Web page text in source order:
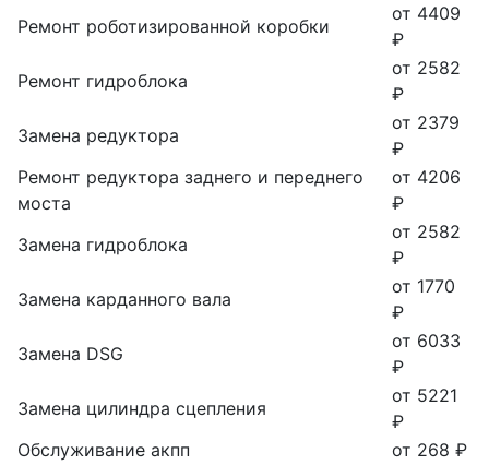
Ремонт роботизированной коробки
от 4409
₽
Ремонт гидроблока
от 2582
₽
Замена редуктора
от 2379
₽
Ремонт редуктора заднего и переднего
моста
от 4206
₽
Замена гидроблока
от 2582
₽
Замена карданного вала
от 1770
₽
Замена DSG
от 6033
₽
Замена цилиндра сцепления
от 5221
₽
Обслуживание акпп
от 268 ₽